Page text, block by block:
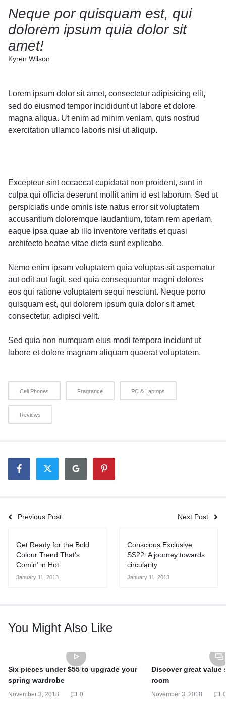
Neque por quisquam est, qui
dolorem ipsum quia dolor sit
amet!
Kyren Wilson
Lorem ipsum dolor sit amet, consectetur adipisicing elit,
sed do eiusmod tempor incididunt ut labore et dolore
magna aliqua. Ut enim ad minim veniam, quis nostrud
exercitation ullamco laboris nisi ut aliquip.
Excepteur sint occaecat cupidatat non proident, sunt in
culpa qui officia deserunt mollit anim id est laborum. Sed ut
perspiciatis unde omnis iste natus error sit voluptatem
accusantium doloremque laudantium, totam rem aperiam,
eaque ipsa quae ab illo inventore veritatis et quasi
architecto beatae vitae dicta sunt explicabo.
Nemo enim ipsam voluptatem quia voluptas sit aspernatur
aut odit aut fugit, sed quia consequuntur magni dolores
eos qui ratione voluptatem sequi nesciunt. Neque porro
quisquam est, qui dolorem ipsum quia dolor sit amet,
consectetur, adipisci velit.
Sed quia non numquam eius modi tempora incidunt ut
labore et dolore magnam aliquam quaerat voluptatem.
Cell Phones Fragrance PC & Laptops
Reviews
Previous Post Next Post
Get Ready for the Bold
Colour Trend That's
Comin' in Hot
January 11, 2013
Conscious Exclusive
SS22: A journey towards
circularity
January 11, 2013
You Might Also Like
Six pieces under $55 to upgrade your
spring wardrobe
November 3, 2018 0
Discover great value
room
November 3, 2018